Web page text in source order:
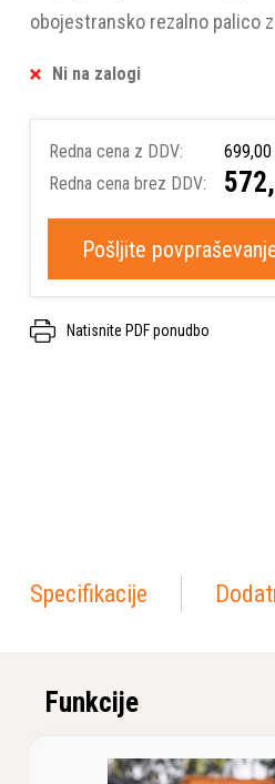
obojestransko rezalno palico
Ni na zalogi
Redna cena z DDV:
699,00
Redna cena brez DDV:
Pošljite
Natisnite PDF ponudbo
Specifikacije
Funkcije